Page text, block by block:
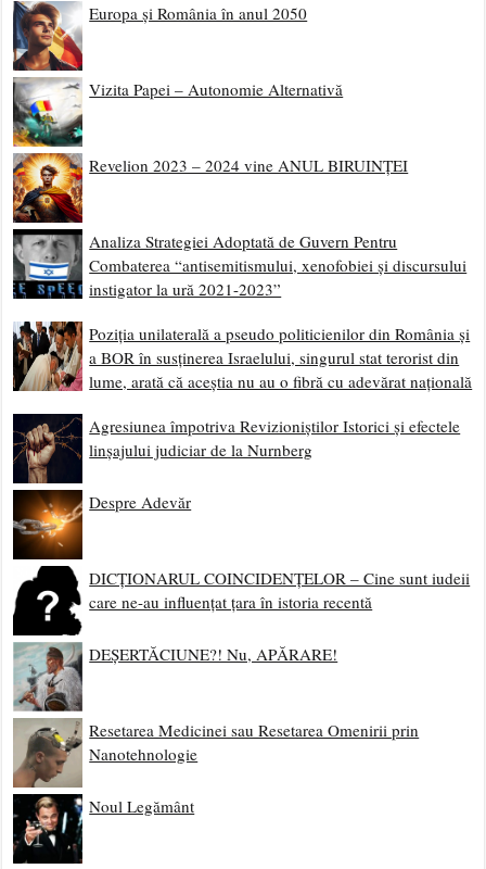
Europa și România în anul 2050
Vizita Papei – Autonomie Alternativă
Revelion 2023 – 2024 vine ANUL BIRUINȚEI
Analiza Strategiei Adoptată de Guvern Pentru
Combaterea “antisemitismului, xenofobiei și discursului
instigator la ură 2021-2023”
Poziția unilaterală a pseudo politicienilor din România și
a BOR în susținerea Israelului, singurul stat terorist din
lume, arată că aceștia nu au o fibră cu adevărat națională
Agresiunea împotriva Revizioniștilor Istorici și efectele
linșajului judiciar de la Nurnberg
Despre Adevăr
DICȚIONARUL COINCIDENȚELOR – Cine sunt iudeii
care ne-au influențat țara în istoria recentă
DEȘERTĂCIUNE?! Nu, APĂRARE!
Resetarea Medicinei sau Resetarea Omenirii prin
Nanotehnologie
Noul Legământ